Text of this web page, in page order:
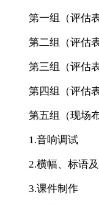
第一组（评估表
第二组（评估表
第三组（评估表
第四组（评估表
第五组（现场布
1.音响调试
2.横幅、标语及
3.课件制作